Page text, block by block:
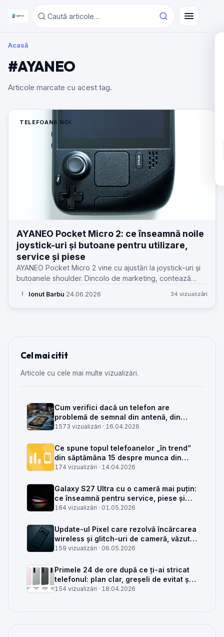
Acasă
#AYANEO
Articole marcate cu acest tag.
TELEFOANE NOI
AYANEO Pocket Micro 2: ce înseamnă noile
joystick-uri și butoane pentru utilizare,
service și piese
AYANEO Pocket Micro 2 vine cu ajustări la joystick-uri și
butoanele shoulder. Dincolo de marketing, contează
I Ionut Barbu·24.06.2026 34 vizualizări
Cel mai citit
Articole cu cele mai multe vizualizări.
Cum verifici dacă un telefon are
problemă de semnal din antenă, din
placa de bază sau din rețea
1573 vizualizări · 16.04.2026
Ce spune topul telefoanelor „în trend”
din săptămâna 15 despre munca din
service GSM
174 vizualizări · 14.04.2026
Galaxy S27 Ultra cu o cameră mai puțin:
ce înseamnă pentru service, piese și
client
164 vizualizări · 01.05.2026
Update-ul Pixel care rezolvă încărcarea
wireless și glitch-uri de cameră, văzut
din service
159 vizualizări · 06.05.2026
Primele 24 de ore după ce ți-ai stricat
telefonul: plan clar, greșeli de evitat și
când mai merită reparat
154 vizualizări · 18.04.2026